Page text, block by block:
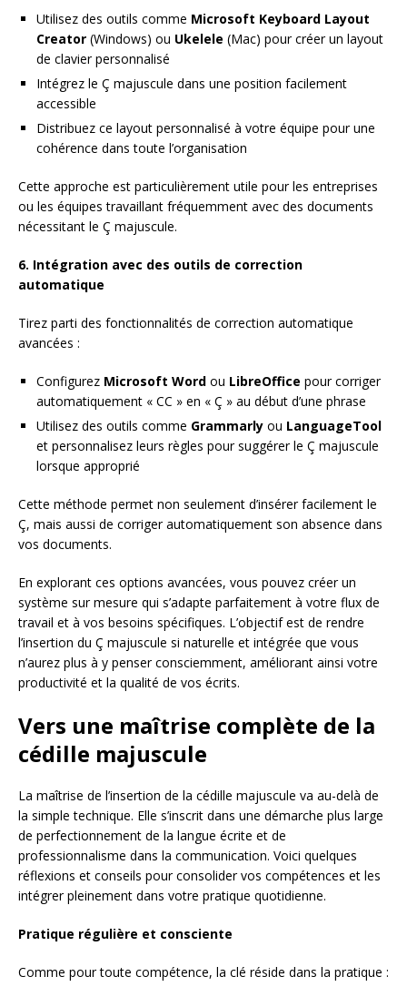
Utilisez des outils comme Microsoft Keyboard Layout
Creator (Windows) ou Ukelele (Mac) pour créer un layout
de clavier personnalisé
Intégrez le Ç majuscule dans une position facilement
accessible
Distribuez ce layout personnalisé à votre équipe pour une
cohérence dans toute l’organisation
Cette approche est particulièrement utile pour les entreprises
ou les équipes travaillant fréquemment avec des documents
nécessitant le Ç majuscule.
6. Intégration avec des outils de correction
automatique
Tirez parti des fonctionnalités de correction automatique
avancées :
Configurez Microsoft Word ou LibreOffice pour corriger
automatiquement « CC » en « Ç » au début d’une phrase
Utilisez des outils comme Grammarly ou LanguageTool
et personnalisez leurs règles pour suggérer le Ç majuscule
lorsque approprié
Cette méthode permet non seulement d’insérer facilement le
Ç, mais aussi de corriger automatiquement son absence dans
vos documents.
En explorant ces options avancées, vous pouvez créer un
système sur mesure qui s’adapte parfaitement à votre flux de
travail et à vos besoins spécifiques. L’objectif est de rendre
l’insertion du Ç majuscule si naturelle et intégrée que vous
n’aurez plus à y penser consciemment, améliorant ainsi votre
productivité et la qualité de vos écrits.
Vers une maîtrise complète de la
cédille majuscule
La maîtrise de l’insertion de la cédille majuscule va au-delà de
la simple technique. Elle s’inscrit dans une démarche plus large
de perfectionnement de la langue écrite et de
professionnalisme dans la communication. Voici quelques
réflexions et conseils pour consolider vos compétences et les
intégrer pleinement dans votre pratique quotidienne.
Pratique régulière et consciente
Comme pour toute compétence, la clé réside dans la pratique :